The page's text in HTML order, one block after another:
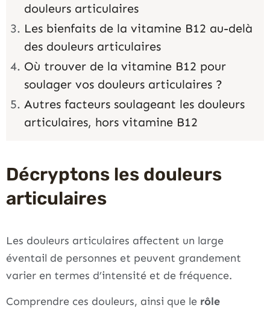
douleurs articulaires
Les bienfaits de la vitamine B12 au-delà
des douleurs articulaires
Où trouver de la vitamine B12 pour
soulager vos douleurs articulaires ?
Autres facteurs soulageant les douleurs
articulaires, hors vitamine B12
Décryptons les douleurs
articulaires
Les douleurs articulaires affectent un large
éventail de personnes et peuvent grandement
varier en termes d’intensité et de fréquence.
Comprendre ces douleurs, ainsi que le rôle